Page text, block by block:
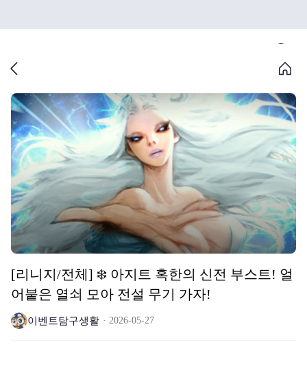
[리니지/전체] ❄️ 아지트 혹한의 신전 부스트! 얼
어붙은 열쇠 모아 전설 무기 가자!
이벤트탐구생활 2026-05-27